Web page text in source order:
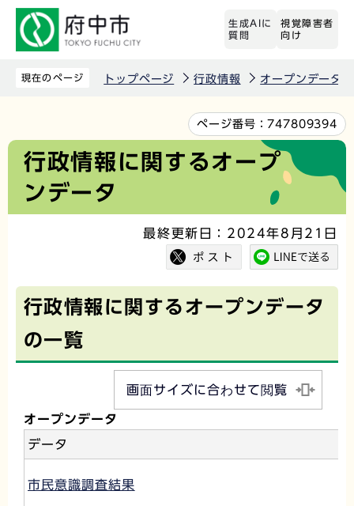
先
生成AIに
質問
視覚障害者
向け
現在のページ トップページ 行政情報 オープンデータ
文
か
ページ番号：747809394
行政情報に関するオープ
ンデータ
最終更新日：2024年8月21日
行政情報に関するオープンデータ
の一覧
画面サイズに合わせて閲覧
オープンデータ
データ
市民意識調査結果